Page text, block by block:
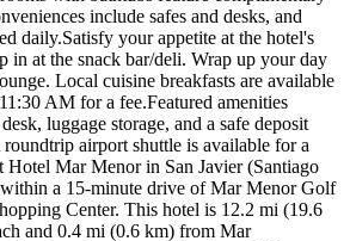
include safes and desks, and
daily.Satisfy your appetite at the hotel's
in at the snack bar/deli. Wrap up your day
Local cuisine breakfasts are available
AM for a fee.Featured amenities
luggage storage, and a safe deposit
airport shuttle is available for a
Hotel Mar Menor in San Javier (Santiago
a 15-minute drive of Mar Menor Golf
Center. This hotel is 12.2 mi (19.6
and 0.4 mi (0.6 km) from Mar